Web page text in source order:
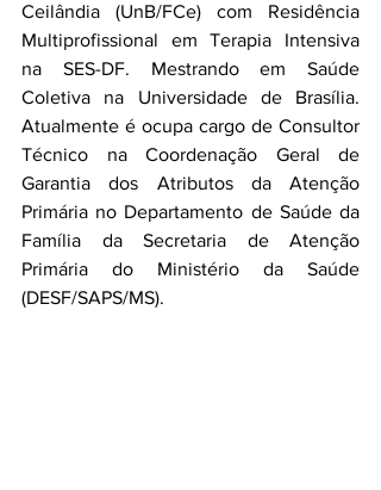
Ceilândia (UnB/FCe) com Residência
Multiprofissional em Terapia Intensiva
na SES-DF. Mestrando em Saúde
Coletiva na Universidade de Brasília.
Atualmente é ocupa cargo de Consultor
Técnico na Coordenação Geral de
Garantia dos Atributos da Atenção
Primária no Departamento de Saúde da
Família da Secretaria de Atenção
Primária do Ministério da Saúde
(DESF/SAPS/MS).